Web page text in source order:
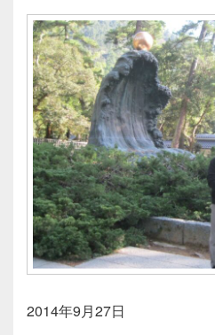
2014年9月27日